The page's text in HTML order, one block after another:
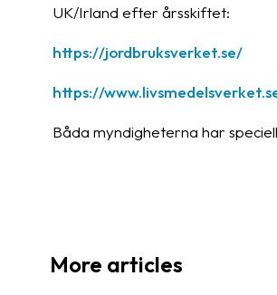
UK/Irland efter årsskiftet:
https://jordbruksverket.se/
https://
Båda myndigheterna har
More articles